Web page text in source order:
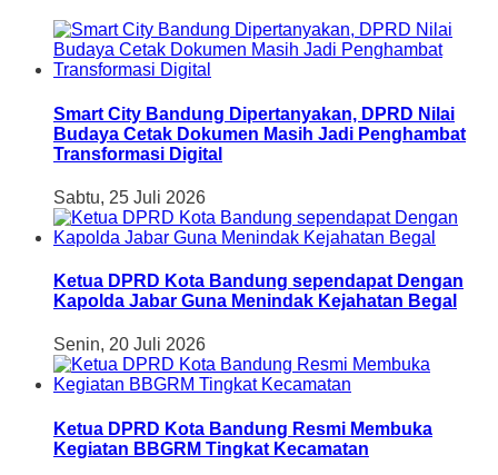
Smart City Bandung Dipertanyakan, DPRD Nilai
Budaya Cetak Dokumen Masih Jadi Penghambat
Transformasi Digital
Sabtu, 25 Juli 2026
Ketua DPRD Kota Bandung sependapat Dengan
Kapolda Jabar Guna Menindak Kejahatan Begal
Senin, 20 Juli 2026
Ketua DPRD Kota Bandung Resmi Membuka
Kegiatan BBGRM Tingkat Kecamatan